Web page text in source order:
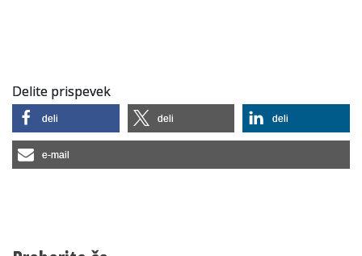
Delite prispevek
deli deli deli
e-mail